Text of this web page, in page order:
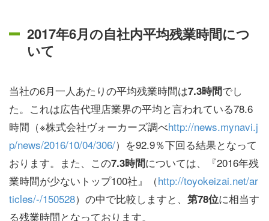
2017年6月の自社内平均残業時間につ
いて
当社の6月一人あたりの平均残業時間は7.3時間でし
た。これは広告代理店業界の平均と言われている78.6
時間（※株式会社ヴォーカーズ調べhttp://news.mynavi.j
p/news/2016/10/04/306/）を92.9％下回る結果となって
おります。また、この7.3時間については、『2016年残
業時間が少ないトップ100社』（http://toyokeizai.net/ar
ticles/-/150528）の中で比較しますと、 第78位に相当す
る残業時間となっております。